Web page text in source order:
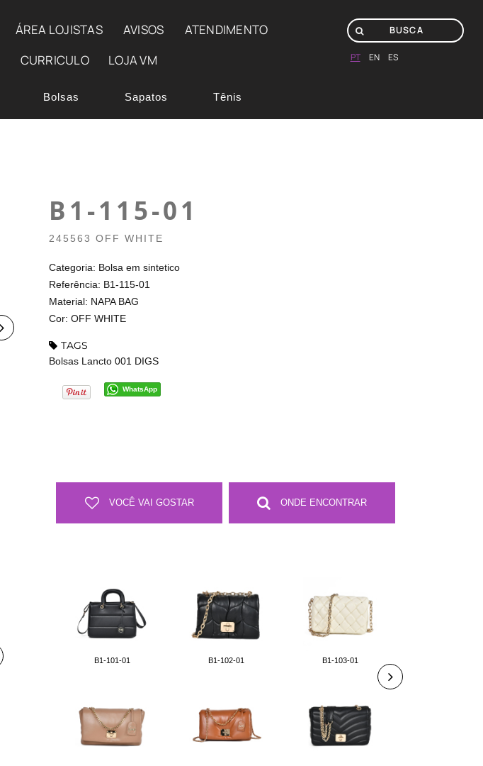
ÁREA LOJISTAS AVISOS
ATENDIMENTO
CURRICULO LOJA VM PT EN ES
Bolsas Sapatos Tênis
B1-115-01
245563 OFF WHITE
Categoria: Bolsa em sintetico
Referência: B1-115-01
Material: NAPA BAG
Cor: OFF WHITE
TAGS
Bolsas Lancto 001 DIGS
WhatsApp
VOCÊ VAI GOSTAR ONDE ENCONTRAR
B1-101-01 B1-102-01 B1-103-01